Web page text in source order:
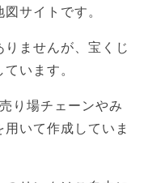
サイトです。
ませんが、宝くじ
います。
り場チェーンやみ
いて作成していま